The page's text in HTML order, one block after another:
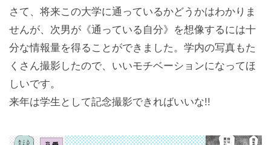
さて、将来この大学に通っているかどうかはわかりま
せんが、次男が《通っている自分》を想像するには十
分な情報量を得ることができました。学内の写真もた
くさん撮影したので、いいモチベーションになってほ
しいです。
来年は学生として記念撮影できればいいな!!